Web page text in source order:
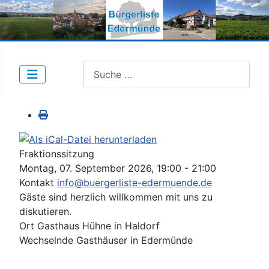
Fraktionssitzung
Montag, 07. September 2026, 19:00 - 21:00
Kontakt info@buergerliste-edermuende.de
Gäste sind herzlich willkommen mit uns zu
diskutieren.
Ort Gasthaus Hühne in Haldorf
Wechselnde Gasthäuser in Edermünde